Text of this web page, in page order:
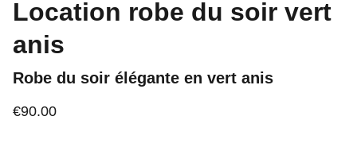
Location robe du soir vert
anis
Robe du soir élégante en vert anis
€90.00